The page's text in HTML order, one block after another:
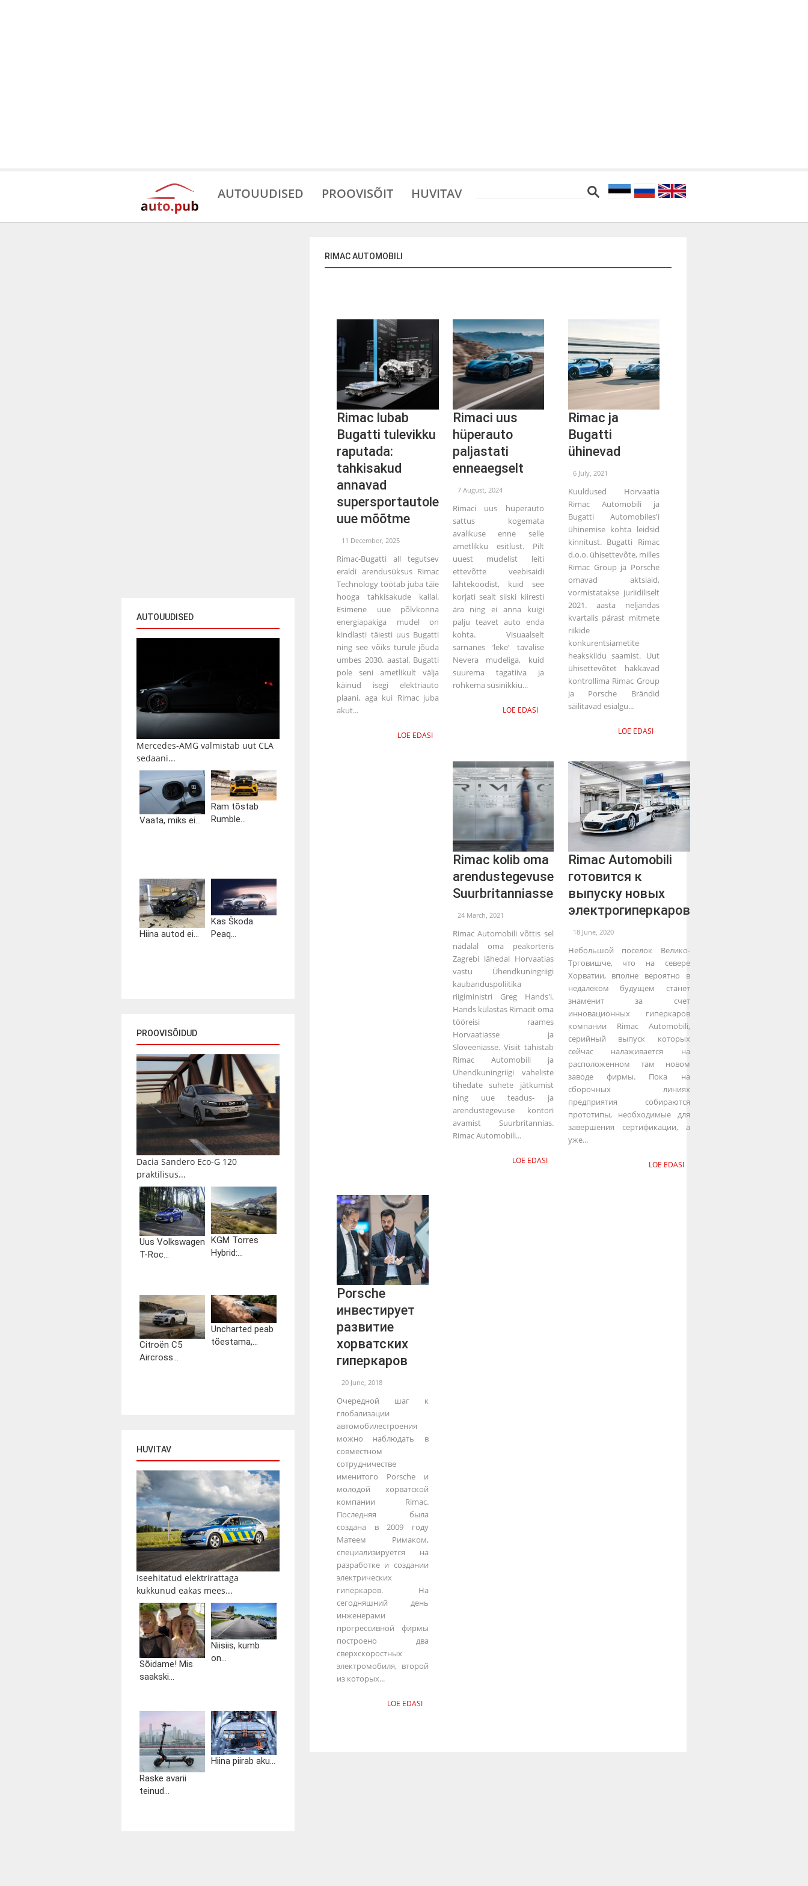
AUTOUUDISED PROOVISÕIT HUVITAV
AUTOUUDISED
Mercedes-AMG valmistab uut CLA
sedaani...
Vaata, miks ei...
Ram tõstab
Rumble...
Hiina autod ei...
Kas Škoda
Peaq...
PROOVISÕIDUD
Dacia Sandero Eco-G 120
praktilisus...
Uus Volkswagen
T-Roc...
KGM Torres
Hybrid:...
Citroën C5
Aircross...
Uncharted peab
tõestama,...
HUVITAV
Iseehitatud elektrirattaga
kukkunud eakas mees...
Sõidame! Mis
saakski...
Niisiis, kumb
on...
Raske avarii
teinud...
Hiina piirab aku...
RIMAC AUTOMOBILI
Rimac lubab
Bugatti tulevikku
raputada:
tahkisakud
annavad
supersportautole
uue mõõtme
11 December, 2025
Rimac-Bugatti all tegutsev
eraldi arendusüksus Rimac
Technology töötab juba täie
hooga tahkisakude kallal.
Esimene uue põlvkonna
energiapakiga mudel on
kindlasti täiesti uus Bugatti
ning see võiks turule jõuda
umbes 2030. aastal. Bugatti
pole seni ametlikult välja
käinud isegi elektriauto
plaani, aga kui Rimac juba
akut...
LOE EDASI
Rimaci uus
hüperauto
paljastati
enneaegselt
7 August, 2024
Rimaci uus hüperauto
sattus kogemata
avalikuse enne selle
ametlikku esitlust. Pilt
uuest mudelist leiti
ettevõtte veebisaidi
lähtekoodist, kuid see
korjati sealt siiski kiiresti
ära ning ei anna kuigi
palju teavet auto enda
kohta. Visuaalselt
sarnanes ’leke’ tavalise
Nevera mudeliga, kuid
suurema tagatiiva ja
rohkema süsinikkiu...
LOE EDASI
Rimac ja
Bugatti
ühinevad
6 July, 2021
Kuuldused Horvaatia
Rimac Automobili ja
Bugatti Automobiles'i
ühinemise kohta leidsid
kinnitust. Bugatti Rimac
d.o.o. ühisettevõte, milles
Rimac Group ja Porsche
omavad aktsiaid,
vormistatakse juriidiliselt
2021. aasta neljandas
kvartalis pärast mitmete
riikide
konkurentsiametite
heakskiidu saamist. Uut
ühisettevõtet hakkavad
kontrollima Rimac Group
ja Porsche Brändid
säilitavad esialgu...
LOE EDASI
Rimac kolib oma
arendustegevuse
Suurbritanniasse
24 March, 2021
Rimac Automobili võttis sel
nädalal oma peakorteris
Zagrebi lähedal Horvaatias
vastu Ühendkuningriigi
kaubanduspoliitika
riigiministri Greg Hands'i.
Hands külastas Rimacit oma
tööreisi raames
Horvaatiasse ja
Sloveeniasse. Visiit tähistab
Rimac Automobili ja
Ühendkuningriigi vaheliste
tihedate suhete jätkumist
ning uue teadus- ja
arendustegevuse kontori
avamist Suurbritannias.
Rimac Automobili...
LOE EDASI
Rimac Automobili
готовится к
выпуску новых
электрогиперкаров
18 June, 2020
Небольшой поселок Велико-
Трговишче, что на севере
Хорватии, вполне вероятно в
недалеком будущем станет
знаменит за счет
инновационных гиперкаров
компании Rimac Automobili,
серийный выпуск которых
сейчас налаживается на
расположенном там новом
заводе фирмы. Пока на
сборочных линиях
предприятия собираются
прототипы, необходимые для
завершения сертификации, а
уже...
LOE EDASI
Porsche
инвестирует
развитие
хорватских
гиперкаров
20 June, 2018
Очередной шаг к
глобализации
автомобилестроения
можно наблюдать в
совместном
сотрудничестве
именитого Porsche и
молодой хорватской
компании Rimac.
Последняя была
создана в 2009 году
Матеем Римаком,
специализируется на
разработке и создании
электрических
гиперкаров. На
сегодняшний день
инженерами
прогрессивной фирмы
построено два
сверхскоростных
электромобиля, второй
из которых...
LOE EDASI